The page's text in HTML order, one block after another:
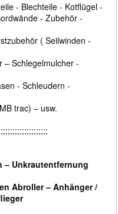
- Blechteile - Kotflügel -
- Zubehör -
( Seilwinden -
– Schlegelmulcher -
- Schleudern -
trac) – usw.
– Unkrautentfernung
Abroller – Anhänger /